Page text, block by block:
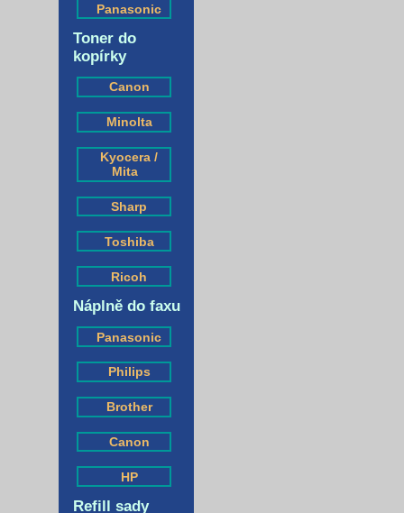
Panasonic
Toner do
kopírky
Canon
Minolta
Kyocera /
Mita
Sharp
Toshiba
Ricoh
Náplně do faxu
Panasonic
Philips
Brother
Canon
HP
Refill sady